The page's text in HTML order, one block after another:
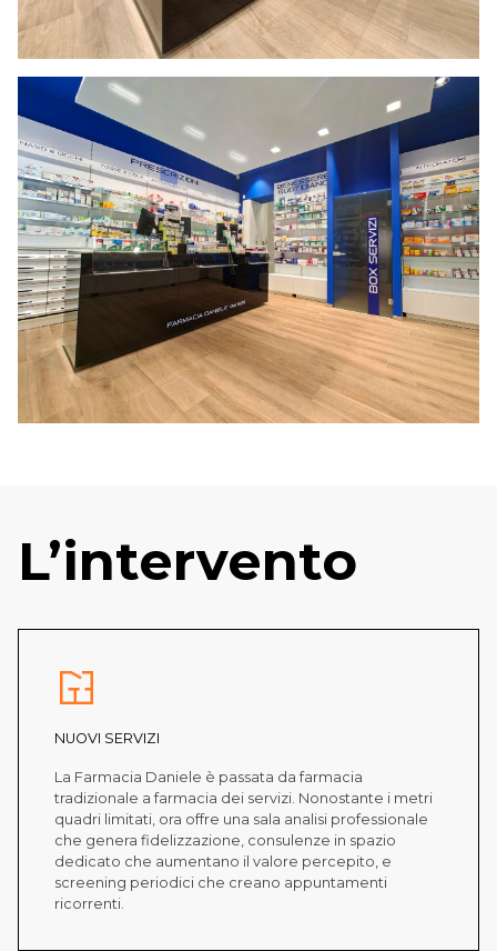
L’intervento
NUOVI SERVIZI
La Farmacia Daniele è passata da farmacia
tradizionale a farmacia dei servizi. Nonostante i metri
quadri limitati, ora offre una sala analisi professionale
che genera fidelizzazione, consulenze in spazio
dedicato che aumentano il valore percepito, e
screening periodici che creano appuntamenti
ricorrenti.